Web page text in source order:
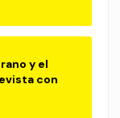
y el
con